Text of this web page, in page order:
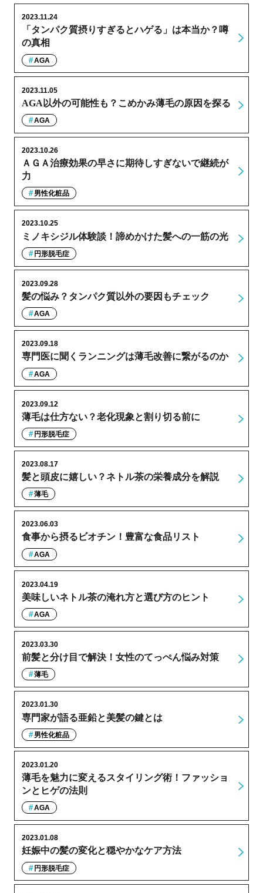
「タンパク質摂りすぎるとハゲる」は本当か？噂
の真相
2023.11.24
AGA
AGA以外の可能性も？こめかみ薄毛の原因を探る
2023.11.05
AGA
ＡＧＡ治療効果の早さに期待しすぎないで継続が
力
2023.10.26
男性化粧品
ミノキシジル体験談！諦めかけた髪への一筋の光
2023.10.25
円形脱毛症
髪の悩み？タンパク質以外の要因もチェック
2023.09.28
AGA
専門医に聞くランニングは薄毛改善に繋がるのか
2023.09.18
AGA
薄毛は仕方ない？老化現象と割り切る前に
2023.09.12
円形脱毛症
髪と頭皮に嬉しい？ネトル茶の栄養成分を解説
2023.08.17
薄毛
食事から摂るビオチン！豊富な食品リスト
2023.06.03
AGA
美味しいネトル茶の淹れ方と選び方のヒント
2023.04.19
AGA
前髪と分け目で解決！女性のてっぺん悩み対策
2023.03.30
薄毛
専門家が語る亜鉛と美髪の鍵とは
2023.01.30
男性化粧品
薄毛を魅力に変えるスタイリング術！ファッショ
ンとヒゲの法則
2023.01.20
AGA
妊娠中の髪の変化と穏やかなケア方法
2023.01.08
円形脱毛症